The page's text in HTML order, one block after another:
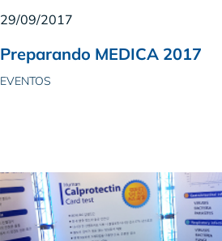
29/09/2017
Preparando MEDICA 2017
EVENTOS